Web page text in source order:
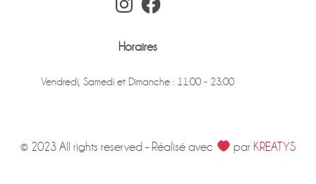
Horaires
Vendredi, Samedi et Dimanche : 11:00 - 23:00
© 2023 All rights reserved - Réalisé avec par KREATYS